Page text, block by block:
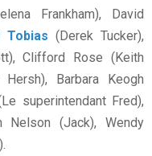
Frankham), David
Tobias (Derek Tucker),
Clifford Rose (Keith
Barbara Keogh
superintendant Fred),
Nelson (Jack), Wendy